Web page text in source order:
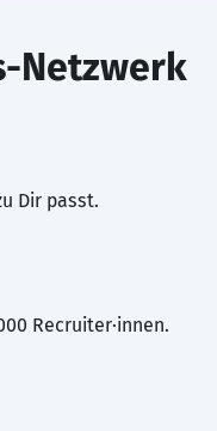
Netzwerk
Dir passt.
Recruiter·innen.